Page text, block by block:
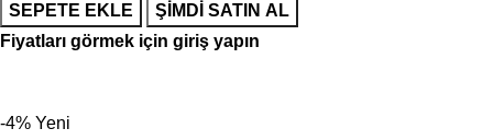
SEPETE EKLE
ŞIMDI SATIN AL
Fiyatları görmek için giriş yapın
-4% Yeni